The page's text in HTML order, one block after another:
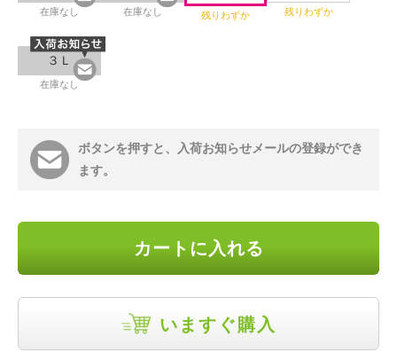
在庫なし 在庫なし 残りわずか 残りわずか
３Ｌ
在庫なし
ボタンを押すと、入荷お知らせメールの登録ができ
ます。
カートに入れる
いますぐ購入